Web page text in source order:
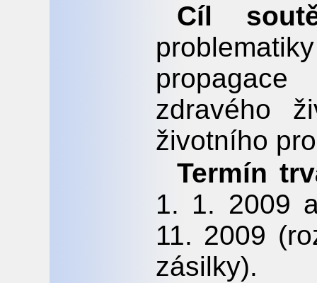
Cíl
zdravého
životního
Termín
1. 1. 2009
11. 2009
zásilky).